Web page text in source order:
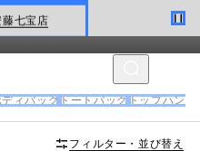
七宝店
ハンドバッグ
ォルムで小さいながらも
取り揃えています。
ィバッグ トートバッグ トップハン
フィルター・並び替え